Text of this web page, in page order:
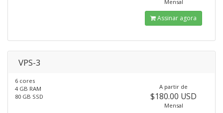
Mensal
Assinar agora
VPS-3
6 cores
4 GB RAM
80 GB SSD
A partir de
$180.00 USD
Mensal